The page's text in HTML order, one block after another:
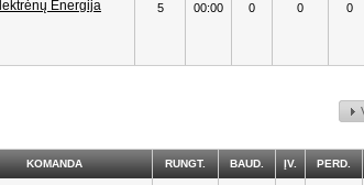
5 00:00 0 0 0
KOMANDA RUNGT. BAUD. ĮV. PERD.